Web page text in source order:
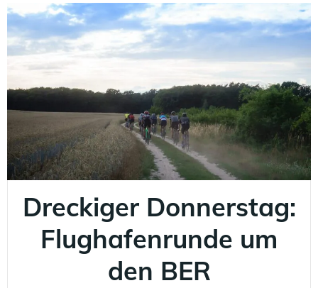
Dreckiger Donnerstag:
Flughafenrunde um
den BER